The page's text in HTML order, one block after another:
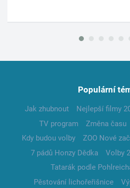
Populární
Jak zhubnout Nejlepší filmy
TV program
Změna času
Kdy budou volby
ZOO Nové
7 pádů Honzy Dědka
Volby
Tatarák podle
Pěstování lichořeřišnice